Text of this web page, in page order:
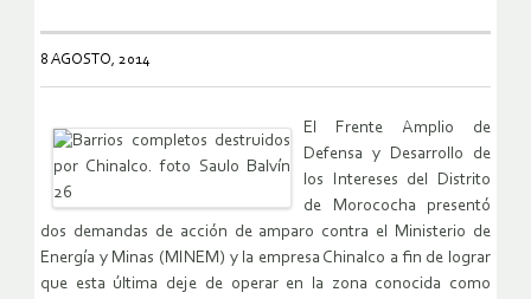
8 AGOSTO, 2014
El Frente Amplio de
Defensa y Desarrollo de
los Intereses del Distrito
de Morococha presentó
dos demandas de acción de amparo contra el Ministerio de
Energía y Minas (MINEM) y la empresa Chinalco a fin de lograr
que esta última deje de operar en la zona conocida como